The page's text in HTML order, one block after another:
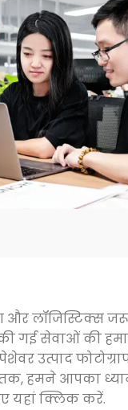
और लॉजिस्टिक्स
गई सेवाओं की
उत्पाद
हमने आपका
यहां क्लिक करें.